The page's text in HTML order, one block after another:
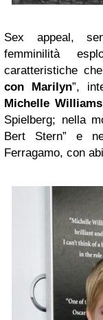
Sex appeal,
femminilità
caratteristiche
con Marilyn”,
Michelle Williams
Spielberg; nella
Bert Stern” e
Ferragamo, con